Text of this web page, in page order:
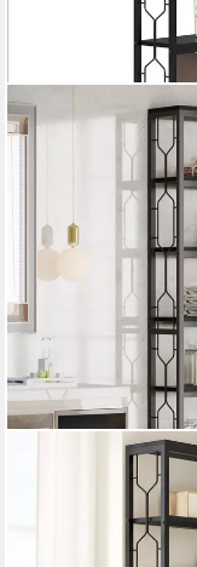
Bücherregal Eck-
B/H/T
209,99 €